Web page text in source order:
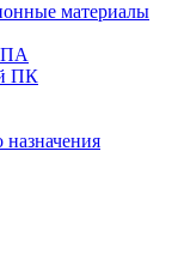
материалы
ПА
ПК